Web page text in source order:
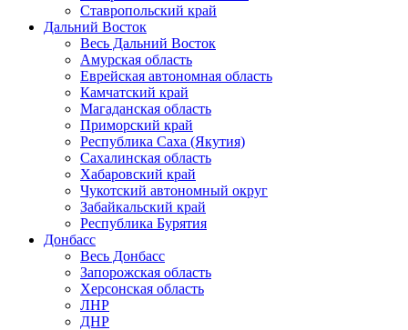
Ставропольский край
Дальний Восток
Весь Дальний Восток
Амурская область
Еврейская автономная область
Камчатский край
Магаданская область
Приморский край
Республика Саха (Якутия)
Сахалинская область
Хабаровский край
Чукотский автономный округ
Забайкальский край
Республика Бурятия
Донбасс
Весь Донбасс
Запорожская область
Херсонская область
ЛНР
ДНР